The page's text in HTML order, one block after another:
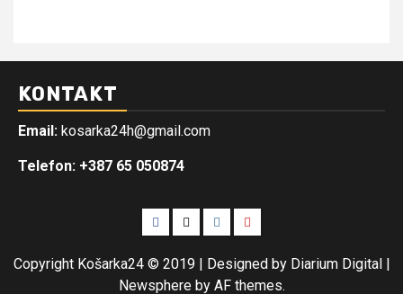
KONTAKT
Email: kosarka24h@gmail.com
Telefon: +387 65 050874
Facebook
TwitterInstagramYoutube
Copyright Košarka24 © 2019 | Designed by Diarium Digital
Newsphereby AF themes.